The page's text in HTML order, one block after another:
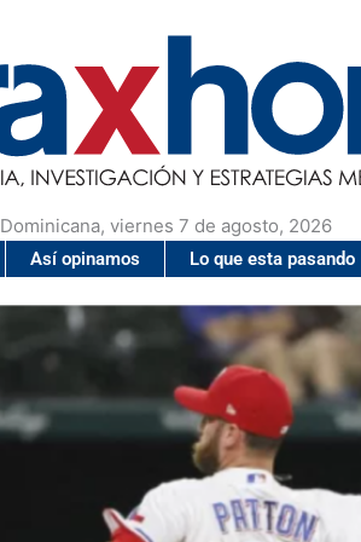
viernes 7 de agosto, 2026
Así opinamos Lo que esta pasando